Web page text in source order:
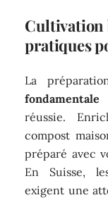
Cultivation
pratiques
La
fondamentale
réussie.
compost
préparé avec
En Suisse,
exigent une